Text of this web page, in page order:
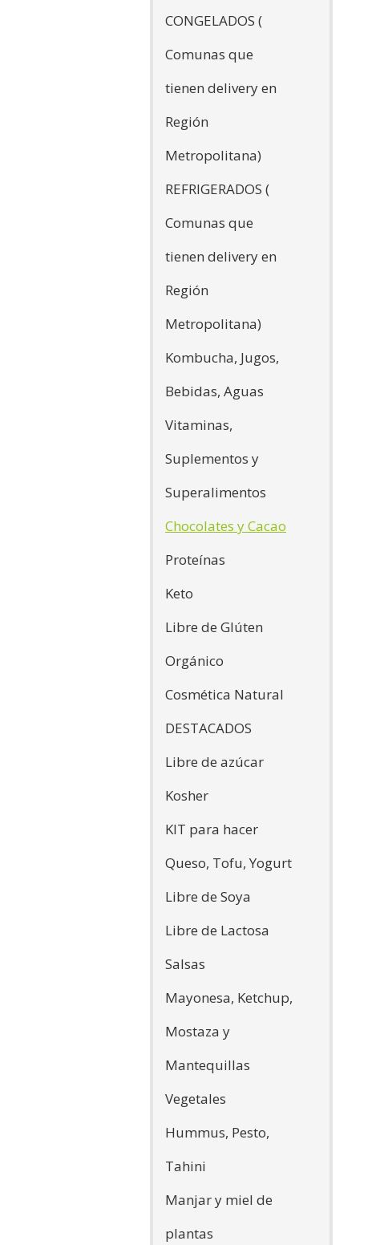
CONGELADOS (
Comunas que
tienen delivery en
Región
Metropolitana)
REFRIGERADOS (
Comunas que
tienen delivery en
Región
Metropolitana)
Kombucha, Jugos,
Bebidas, Aguas
Vitaminas,
Suplementos y
Superalimentos
Chocolates y Cacao
Proteínas
Keto
Libre de Glúten
Orgánico
Cosmética Natural
DESTACADOS
Libre de azúcar
Kosher
KIT para hacer
Queso, Tofu, Yogurt
Libre de Soya
Libre de Lactosa
Salsas
Mayonesa, Ketchup,
Mostaza y
Mantequillas
Vegetales
Hummus, Pesto,
Tahini
Manjar y miel de
plantas